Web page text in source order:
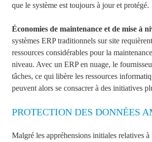
que le système est toujours à jour et protégé.
Économies de maintenance et de mise à
systèmes ERP traditionnels sur site
ressources considérables pour la
niveau. Avec un ERP en nuage, le
tâches, ce qui libère les ressources
peuvent alors se consacrer à des initiatives
PROTECTION DES DONNÉES
Malgré les appréhensions initiales relatives à